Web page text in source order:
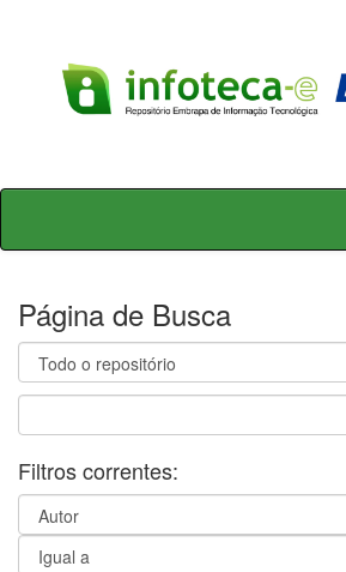
Skip
Página de Busca
Filtros correntes: